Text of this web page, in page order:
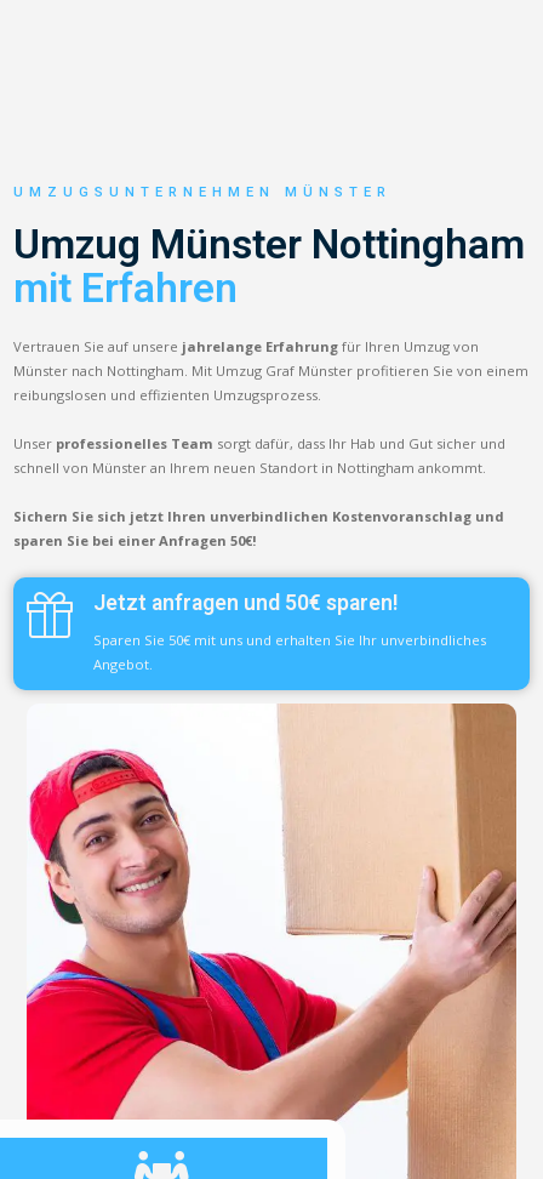
UMZUGSUNTERNEHMEN MÜNSTER
Umzug Münster Nottingham
mit Erfahren
Vertrauen Sie auf unsere jahrelange Erfahrung für Ihren Umzug von
Münster nach Nottingham. Mit Umzug Graf Münster profitieren Sie von einem
reibungslosen und effizienten Umzugsprozess.
Unser professionelles Team sorgt dafür, dass Ihr Hab und Gut sicher und
schnell von Münster an Ihrem neuen Standort in Nottingham ankommt.
Sichern Sie sich jetzt Ihren unverbindlichen Kostenvoranschlag und
sparen Sie bei einer Anfragen 50€!
Jetzt anfragen und 50€ sparen!
Sparen Sie 50€ mit uns und erhalten Sie Ihr unverbindliches
Angebot.